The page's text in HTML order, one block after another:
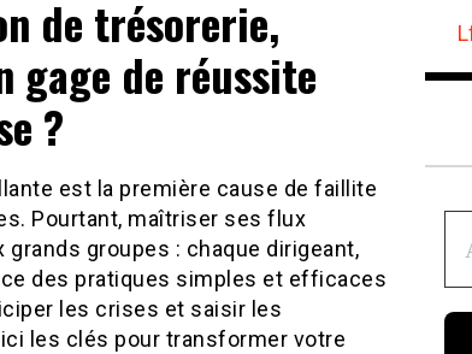
de trésorerie,
gage de réussite
?
est la première cause de faillite
Pourtant, maîtriser ses flux
grands groupes : chaque dirigeant,
des pratiques simples et efficaces
les crises et saisir les
les clés pour transformer votre